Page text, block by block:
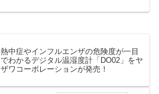
熱中症やインフルエンザの危険度が一目
でわかるデジタル温湿度計「DO02」をヤ
ザワコーポレーションが発売！